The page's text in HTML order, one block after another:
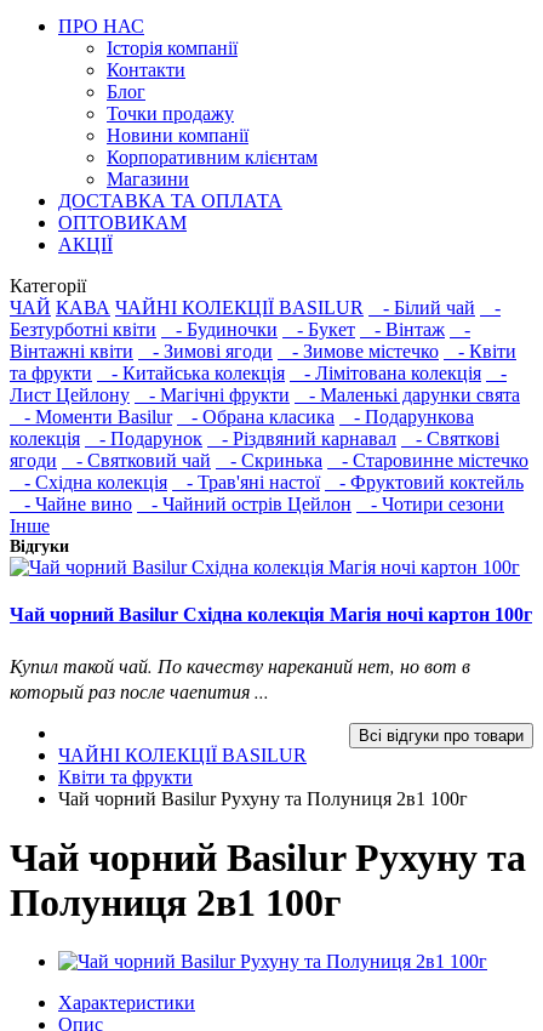
ПРО НАС
Історія компанії
Контакти
Блог
Точки продажу
Новини компанії
Корпоративним клієнтам
Магазини
ДОСТАВКА ТА ОПЛАТА
ОПТОВИКАМ
АКЦІЇ
Категорії
ЧАЙ КАВА ЧАЙНІ КОЛЕКЦІЇ BASILUR - Білий чай
-
Безтурботні квіти
- Будиночки - Букет - Вінтаж
-
Вінтажні квіти
- Зимові ягоди - Зимове містечко
- Квіти
та фрукти
- Китайська колекція - Лімітована колекція
-
Лист Цейлону
- Магічні фрукти
- Маленькі дарунки свята
- Моменти Basilur
- Обрана класика
- Подарункова
колекція
- Подарунок - Різдвяний карнавал
- Святкові
ягоди
- Святковий чай - Скринька
- Старовинне містечко
- Східна колекція
- Трав'яні настої
- Фруктовий коктейль
- Чайне вино
- Чайний острів Цейлон
- Чотири сезони
Інше
Відгуки
Чай чорний Basilur Східна колекція Магія ночі картон 100г
Купил такой чай. По качеству нареканий нет, но вот в
который раз после чаепития ...
Всі відгуки про товари
ЧАЙНІ КОЛЕКЦІЇ BASILUR
Квіти та фрукти
Чай чорний Basilur Рухуну та Полуниця 2в1 100г
Чай чорний Basilur Рухуну та
Полуниця 2в1 100г
Характеристики
Опис